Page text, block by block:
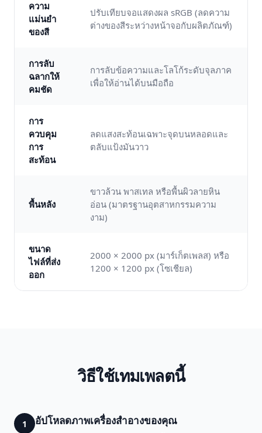
ความ
แม่นยำ
ของสี
ปรับเทียบจอแสดงผล sRGB (ลดความ
ต่างของสีระหว่างหน้าจอกับผลิตภัณฑ์)
การลับ
ฉลากให้
คมชัด
การลับข้อความและโลโก้ระดับจุลภาค
เพื่อให้อ่านได้บนมือถือ
การ
ควบคุม
การ
สะท้อน
ลดแสงสะท้อนเฉพาะจุดบนหลอดและ
ตลับแป้งมันวาว
พื้นหลัง
ขาวล้วน พาสเทล หรือพื้นผิวลายหิน
อ่อน (มาตรฐานอุตสาหกรรมความ
งาม)
ขนาด
ไฟล์ที่ส่ง
ออก
2000 × 2000 px (มาร์เก็ตเพลส) หรือ
1200 × 1200 px (โซเชียล)
วิธีใช้เทมเพลตนี้
1 อัปโหลดภาพเครื่องสำอางของคุณ